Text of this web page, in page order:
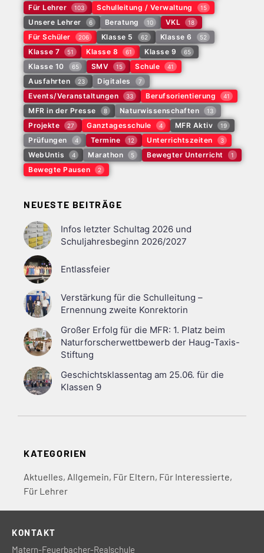
Für Lehrer 103 Schulleitung / Verwaltung 15
Unsere Lehrer 6 Beratung 10 VKL 18
Für Schüler 206 Klasse 5 62 Klasse 6 52
Klasse 7 51 Klasse 8 61 Klasse 9 65
Klasse 10 65 SMV 15 Schule 41
Ausfahrten 23 Digitales 7
Events/Veranstaltungen 33 Berufsorientierung 41
MFR in der Presse 8 Naturwissenschaften 13
Projekte 27 Ganztagesschule 4 MFR Aktiv 19
Prüfungen 4 Termine 12 Unterrichtszeiten 3
WebUntis 4 Marathon 5 Bewegter Unterricht 1
Bewegte Pausen 2
NEUESTE BEITRÄGE
Infos letzter Schultag 2026 und
Schuljahresbeginn 2026/2027
Entlassfeier
Verstärkung für die Schulleitung –
Ernennung zweite Konrektorin
Großer Erfolg für die MFR: 1. Platz beim
Naturforscherwettbewerb der Haug-Taxis-
Stiftung
Geschichtsklassentag am 25.06. für die
Klassen 9
KATEGORIEN
Aktuelles, Allgemein, Für Eltern, Für Interessierte,
Für Lehrer
KONTAKT
Matern-Feuerbacher-Realschule